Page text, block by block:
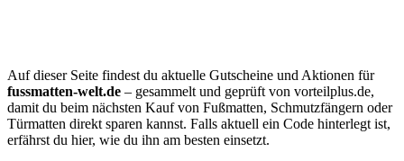
Auf dieser Seite findest du aktuelle Gutscheine und Aktionen für
fussmatten-welt.de – gesammelt und geprüft von vorteilplus.de,
damit du beim nächsten Kauf von Fußmatten, Schmutzfängern oder
Türmatten direkt sparen kannst. Falls aktuell ein Code hinterlegt ist,
erfährst du hier, wie du ihn am besten einsetzt.